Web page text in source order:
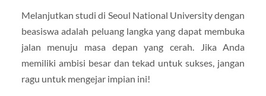
Melanjutkan studi di Seoul National University dengan
beasiswa adalah peluang langka yang dapat membuka
jalan menuju masa depan yang cerah. Jika Anda
memiliki ambisi besar dan tekad untuk sukses, jangan
ragu untuk mengejar impian ini!